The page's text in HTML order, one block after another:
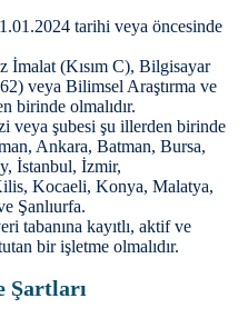
tarihi veya öncesinde
İmalat (Kısım C), Bilgisayar
veya Bilimsel Araştırma ve
birinde olmalıdır.
veya şubesi şu illerden birinde
Ankara, Batman, Bursa,
İstanbul, İzmir,
Kocaeli, Konya, Malatya,
Şanlıurfa.
tabanına kayıtlı, aktif ve
bir işletme olmalıdır.
Şartları